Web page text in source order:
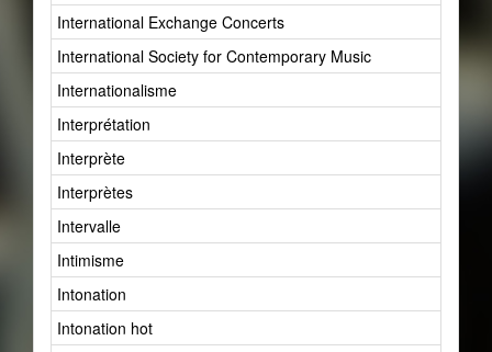
International Exchange Concerts
International Society for Contemporary Music
Internationalisme
Interprétation
Interprète
Interprètes
Intervalle
Intimisme
Intonation
Intonation hot